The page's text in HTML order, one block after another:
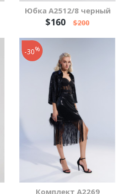
Юбка А2512/8 черный
$160 $200
Комплект А2269
-30%